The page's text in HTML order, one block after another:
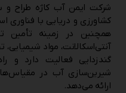
شرکت ایمن آب کاژه طراح و
همچنین در زمینه تأمین
آنتی‌اسکالانت، مواد
گندزدایی فعالیت دارد و
شیرین‌سازی آب در
ارائه می‌دهد.